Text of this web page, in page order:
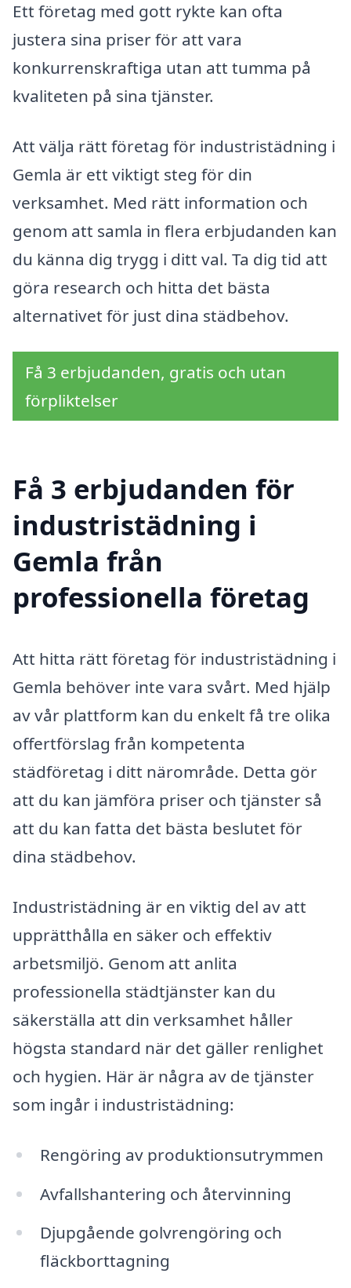
Ett företag med gott rykte kan ofta
justera sina priser för att vara
konkurrenskraftiga utan att tumma på
kvaliteten på sina tjänster.
Att välja rätt företag för industristädning i
Gemla är ett viktigt steg för din
verksamhet. Med rätt information och
genom att samla in flera erbjudanden kan
du känna dig trygg i ditt val. Ta dig tid att
göra research och hitta det bästa
alternativet för just dina städbehov.
Få 3 erbjudanden, gratis och utan
förpliktelser
Få 3 erbjudanden för
industristädning i
Gemla från
professionella företag
Att hitta rätt företag för industristädning i
Gemla behöver inte vara svårt. Med hjälp
av vår plattform kan du enkelt få tre olika
offertförslag från kompetenta
städföretag i ditt närområde. Detta gör
att du kan jämföra priser och tjänster så
att du kan fatta det bästa beslutet för
dina städbehov.
Industristädning är en viktig del av att
upprätthålla en säker och effektiv
arbetsmiljö. Genom att anlita
professionella städtjänster kan du
säkerställa att din verksamhet håller
högsta standard när det gäller renlighet
och hygien. Här är några av de tjänster
som ingår i industristädning:
Rengöring av produktionsutrymmen
Avfallshantering och återvinning
Djupgående golvrengöring och
fläckborttagning